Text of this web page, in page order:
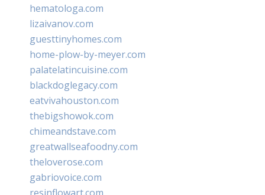
hematologa.com
lizaivanov.com
guesttinyhomes.com
home-plow-by-meyer.com
palatelatincuisine.com
blackdoglegacy.com
eatvivahouston.com
thebigshowok.com
chimeandstave.com
greatwallseafoodny.com
theloverose.com
gabriovoice.com